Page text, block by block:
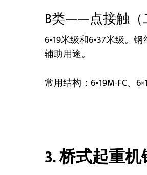
B类——点接触（
6×19米级和6×37米级。
辅助用途。
常用结构：6×19M-FC、
3. 桥式起重